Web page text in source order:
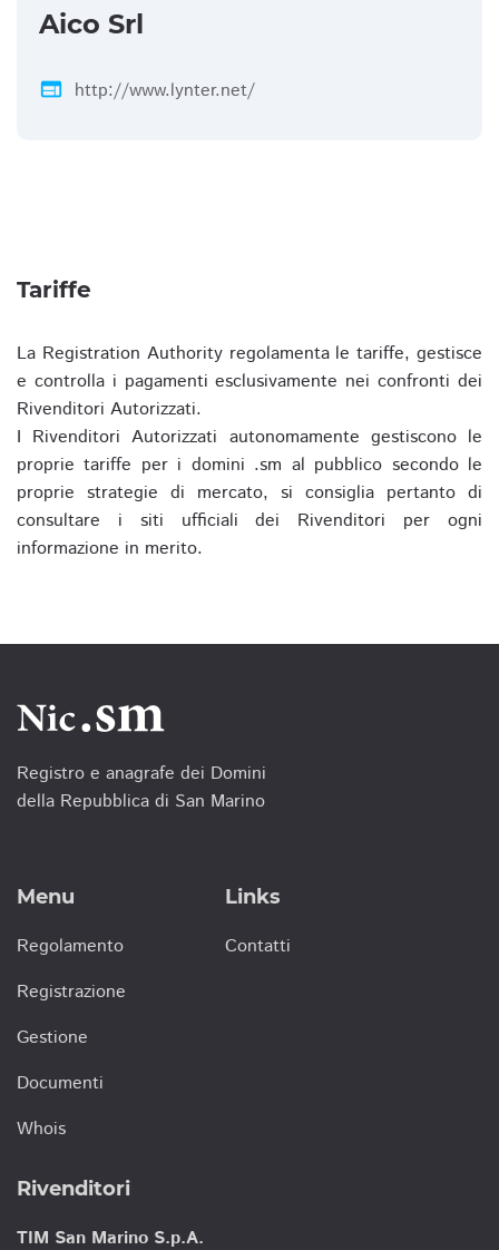
Aico Srl
web http://www.lynter.net/
Tariffe
La Registration Authority regolamenta le tariffe, gestisce
e controlla i pagamenti esclusivamente nei confronti dei
Rivenditori Autorizzati.
I Rivenditori Autorizzati autonomamente gestiscono le
proprie tariffe per i domini .sm al pubblico secondo le
proprie strategie di mercato, si consiglia pertanto di
consultare i siti ufficiali dei Rivenditori per ogni
informazione in merito.
Registro e anagrafe dei Domini
della Repubblica di San Marino
Menu
Regolamento
Registrazione
Gestione
Documenti
Whois
Links
Contatti
Rivenditori
TIM San Marino S.p.A.